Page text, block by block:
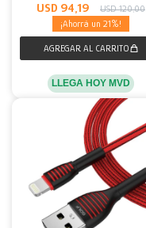
USD 94,19 USD 120,00
21
LLEGA HOY MVD